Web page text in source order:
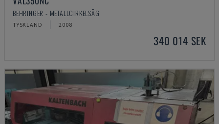
BEHRINGER - METALLCIRKELSÅG
TYSKLAND 2008
340 014 SEK